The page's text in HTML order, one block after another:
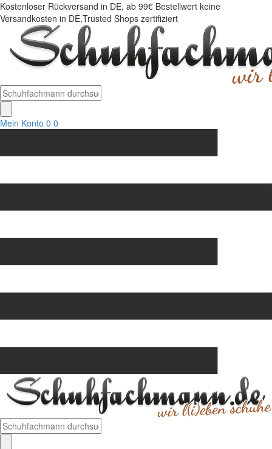
Kostenloser Rückversand in DE, ab 99€ Bestellwert keine
Versandkosten in DE,Trusted Shops zertifiziert
Mein Konto 0 0